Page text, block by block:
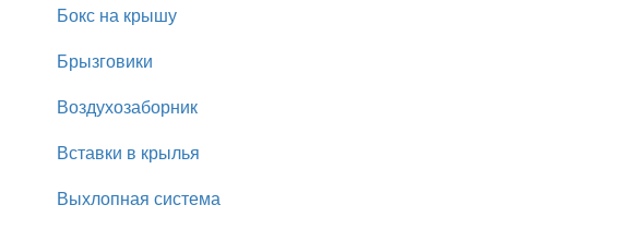
Бокс на крышу
Брызговики
Воздухозаборник
Вставки в крылья
Выхлопная система